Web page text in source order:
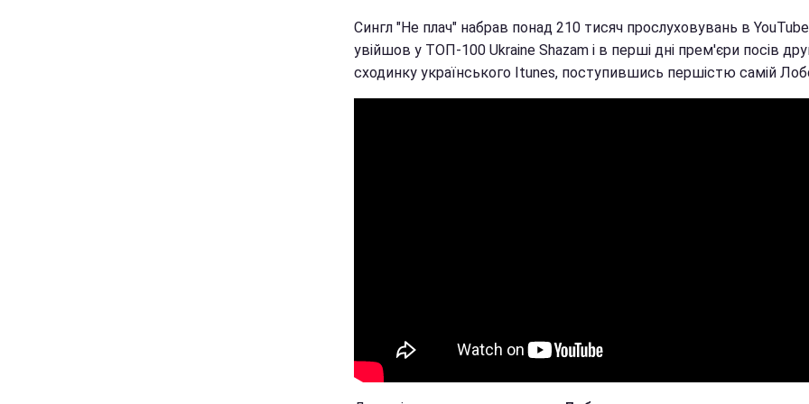
Сингл "Не плач" набрав понад 210 тисяч прослуховувань в
увійшов у ТОП-100 Ukraine Shazam і в перші дні прем'єри посів
сходинку українського Itunes, поступившись першістю самій